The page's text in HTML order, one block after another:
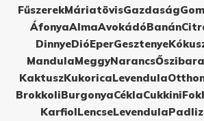
FűszerekMáriatövisGazdaság
ÁfonyaAlmaAvokádóBanán
DinnyeDióEperGesztenye
MandulaMeggyNarancs
KaktuszKukoricaLevendula
BrokkoliBurgonyaCéklaCukkini
KarfiolLencseLevendula